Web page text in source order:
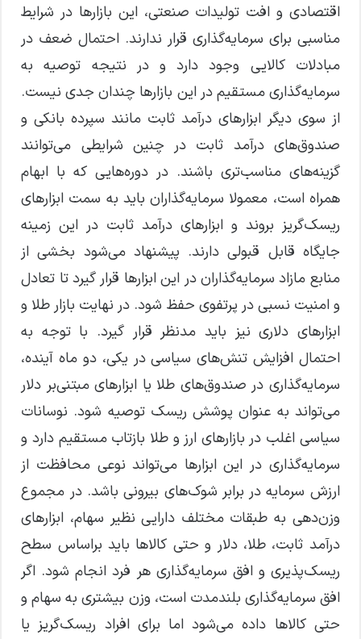
اقتصادی و افت تولیدات صنعتی، این بازارها در شرایط
مناسبی برای سرمایه‌گذاری قرار ندارند. احتمال ضعف در
مبادلات کالایی وجود دارد و در نتیجه توصیه به
سرمایه‌گذاری مستقیم در این بازارها چندان جدی نیست.
از سوی دیگر ابزارهای درآمد ثابت مانند سپرده بانکی و
صندوق‌های درآمد ثابت در چنین شرایطی می‌توانند
گزینه‌های مناسب‌تری باشند. در دوره‌هایی که با ابهام
همراه است، معمولا سرمایه‌گذاران باید به سمت ابزارهای
ریسک‌گریز بروند و ابزارهای درآمد ثابت در این زمینه
جایگاه قابل قبولی دارند. پیشنهاد می‌شود بخشی از
منابع مازاد سرمایه‌گذاران در این ابزارها قرار گیرد تا تعادل
و امنیت نسبی در پرتفوی حفظ شود. در نهایت بازار طلا و
ابزارهای دلاری نیز باید مدنظر قرار گیرد. با توجه به
احتمال افزایش تنش‌های سیاسی در یکی، دو ماه آینده،
سرمایه‌گذاری در صندوق‌های طلا یا ابزارهای مبتنی‌بر دلار
می‌تواند به عنوان پوشش ریسک توصیه شود. نوسانات
سیاسی اغلب در بازارهای ارز و طلا بازتاب مستقیم دارد و
سرمایه‌گذاری در این ابزارها می‌تواند نوعی محافظت از
ارزش سرمایه در برابر شوک‌های بیرونی باشد. در مجموع
وزن‌دهی به طبقات مختلف دارایی نظیر سهام، ابزارهای
درآمد ثابت، طلا، دلار و حتی کالاها باید براساس سطح
ریسک‌پذیری و افق سرمایه‌گذاری هر فرد انجام شود. اگر
افق سرمایه‌گذاری بلندمدت است، وزن بیشتری به سهام و
حتی کالاها داده می‌شود اما برای افراد ریسک‌گریز یا